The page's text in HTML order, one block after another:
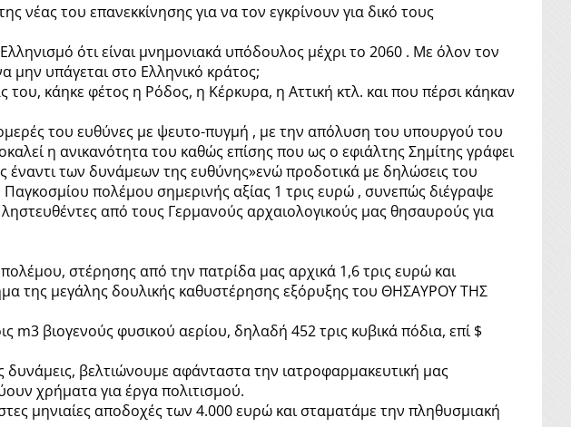
νέας του επανεκκίνησης για να τον εγκρίνουν για δικό τους
ότι είναι μνημονιακά υπόδουλος μέχρι το 2060 . Με όλον τον
μην υπάγεται στο Ελληνικό κράτος;
κάηκε φέτος η Ρόδος, η Κέρκυρα, η Αττική κτλ. και που πέρσι κάηκαν
του ευθύνες με ψευτο-πυγμή , με την απόλυση του υπουργού του
η ανικανότητα του καθώς επίσης που ως ο εφιάλτης Σημίτης γράφει
έναντι των δυνάμεων της ευθύνης»ενώ προδοτικά με δηλώσεις του
πολέμου σημερινής αξίας 1 τρις ευρώ , συνεπώς διέγραψε
από τους Γερμανούς αρχαιολογικούς μας θησαυρούς για
στέρησης από την πατρίδα μας αρχικά 1,6 τρις ευρώ και
της μεγάλης δουλικής καθυστέρησης εξόρυξης του ΘΗΣΑΥΡΟΥ ΤΗΣ
βιογενούς φυσικού αερίου, δηλαδή 452 τρις κυβικά πόδια, επί $
βελτιώνουμε αφάνταστα την ιατροφαρμακευτική μας
χρήματα για έργα πολιτισμού.
μηνιαίες αποδοχές των 4.000 ευρώ και σταματάμε την πληθυσμιακή